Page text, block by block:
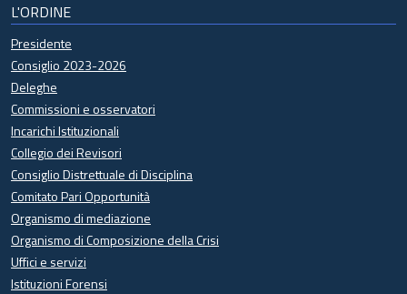
L'ORDINE
Presidente
Consiglio 2023-2026
Deleghe
Commissioni e osservatori
Incarichi Istituzionali
Collegio dei Revisori
Consiglio Distrettuale di Disciplina
Comitato Pari Opportunità
Organismo di mediazione
Organismo di Composizione della Crisi
Uffici e servizi
Istituzioni Forensi